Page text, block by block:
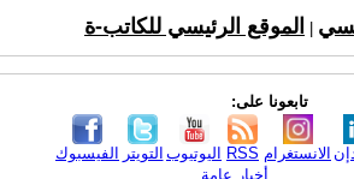
الموقع الرئيسي للكاتب-ة
تابعونا على:
الفيسبوك التويتر اليوتيوب RSS الانستغرام
أخبار عامة